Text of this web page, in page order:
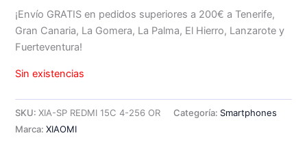
¡Envío GRATIS en pedidos superiores a 200€ a Tenerife,
Gran Canaria, La Gomera, La Palma, El Hierro, Lanzarote y
Fuerteventura!
Sin existencias
SKU:XIA-SP REDMI 15C 4-256 OR Categoría: Smartphones
Marca:XIAOMI